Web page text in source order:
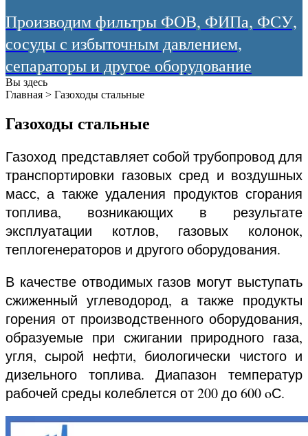
Производим фильтры ФОВ, ФИПа, ФСУ,
сосуды с избыточным давлением,
сепараторы и другое оборудование
Вы здесь
Главная > Газоходы стальные
Газоходы стальные
Газоход представляет собой трубопровод для
транспортировки газовых сред и воздушных
масс, а также удаления продуктов сгорания
топлива, возникающих в результате
эксплуатации котлов, газовых колонок,
теплогенераторов и другого оборудования.
В качестве отводимых газов могут выступать
сжиженный углеводород, а также продукты
горения от производственного оборудования,
образуемые при сжигании природного газа,
угля, сырой нефти, биологически чистого и
дизельного топлива. Диапазон температур
рабочей среды колеблется от 200 до 600 oС.